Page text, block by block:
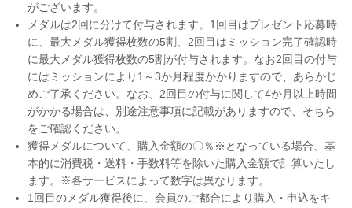
がございます。
メダルは2回に分けて付与されます。1回目はプレゼント応募時
に、最大メダル獲得枚数の5割、2回目はミッション完了確認時
に最大メダル獲得枚数の5割が付与されます。なお2回目の付与
にはミッションにより1～3か月程度かかりますので、あらかじ
めご了承ください。なお、2回目の付与に関して4か月以上時間
がかかる場合は、別途注意事項に記載がありますので、そちら
をご確認ください。
獲得メダルについて、購入金額の〇％※となっている場合、基
本的に消費税・送料・手数料等を除いた購入金額で計算いたし
ます。※各サービスによって数字は異なります。
1回目のメダル獲得後に、会員のご都合により購入・申込をキ